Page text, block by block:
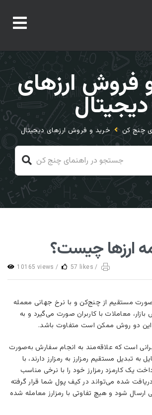
فروش ارزهای
دیجیتال
چنج کن خرید و فروش ارزهای دیجیتال
ارزها چیست؟
10165 views / 57 likes /
مستقیم از چنج‌کن و با نرخ جهانی معمله
معاملات با کاربران صورت می‌گیرد و به
دو روش ممکن است متفاوت باشد.
است که علاقه‌مند به انجام سفارش به‌صورت
به تبدیل مستقیم رمزارز به رمزارز دارند، با
یک کارمزد رمزارز خود را با نرخی مناسب
شده می‌تواند در کیف پول شما قرار گرفته
ارسال شود و هیچ تفاوتی با رمزارز معامله شده